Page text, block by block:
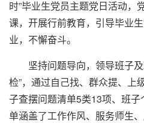
时”毕业生党员主题党日活动，
课，开展行前教育，引导毕业
业，不懈奋斗。
坚持问题导向，领导班子及
检”，通过自己找、群众提、上
子查摆问题清单5类13项、班
单涵盖了工作作风、服务师生